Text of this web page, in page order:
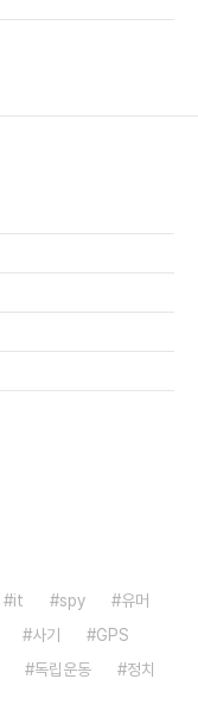
it spy
유머
사기
GPS
독립운동 정치